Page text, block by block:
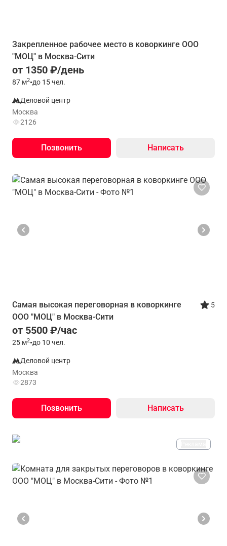
Закрепленное рабочее место в коворкинге ООО
"МОЦ" в Москва-Сити
от 1350 ₽/день
87 м2•до 15 чел.
Деловой центр
Москва
2126
Позвонить Написать
Самая высокая переговорная в коворкинге
ООО "МОЦ" в Москва-Сити
от 5500 ₽/час
25 м2•до 10 чел.
5
Деловой центр
Москва
2873
Позвонить Написать